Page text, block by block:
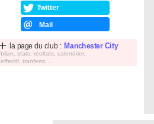
Twitter
Mail
la page du club : Manchester City
bilan, stats, réultats, calendrier,
effectif, tranferts, ...